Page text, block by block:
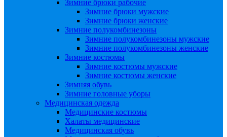
Зимние брюки рабочие
Зимние брюки мужские
Зимние брюки женские
Зимние полукомбинезоны
Зимние полукомбинезоны мужские
Зимние полукомбинезоны женские
Зимние костюмы
Зимние костюмы мужские
Зимние костюмы женские
Зимняя обувь
Зимние головные уборы
Медицинская одежда
Медицинские костюмы
Халаты медицинские
Медицинская обувь